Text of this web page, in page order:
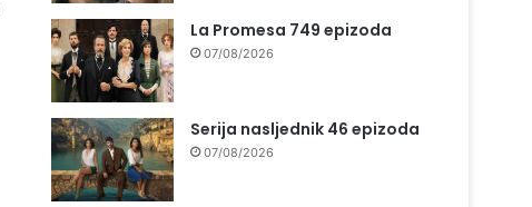
La Promesa 749 epizoda
07/08/2026
Serija nasljednik 46 epizoda
07/08/2026